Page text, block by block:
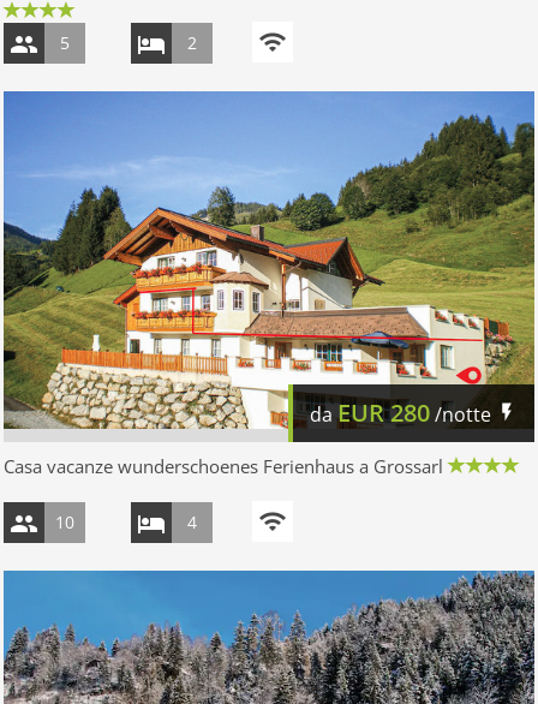
5 2
da EUR280/notte
Casa vacanze wunderschoenes Ferienhaus a Grossarl
10 4